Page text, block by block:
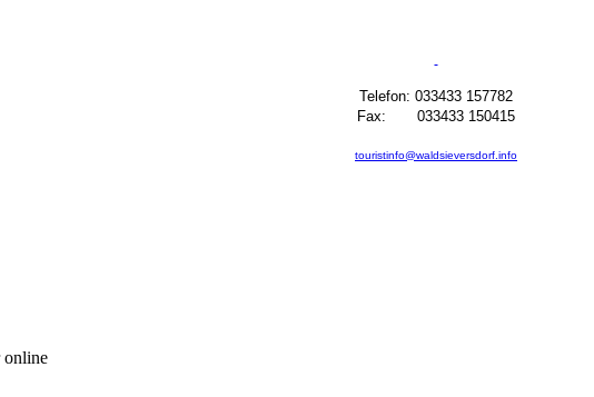
Telefon: 033433 157782
Fax: 033433 150415
touristinfo@waldsieversdorf.info
online